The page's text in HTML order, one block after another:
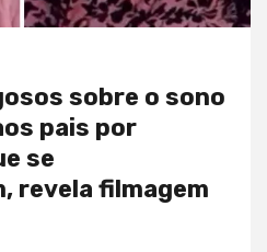
sobre o sono
pais por
se
revela filmagem